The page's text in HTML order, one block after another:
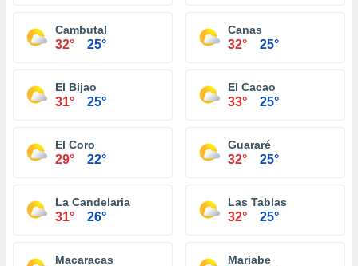
Cambutal
32° 25°
Canas
32° 25°
El Bijao
31° 25°
El Cacao
33° 25°
El Coro
29° 22°
Guararé
32° 25°
La Candelaria
31° 26°
Las Tablas
32° 25°
Macaracas Mariabe